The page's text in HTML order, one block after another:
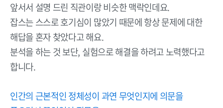
앞서서 설명 드린 직관이랑 비슷한 맥락인데요.
잡스는 스스로 호기심이 많았기 때문에 항상 문제에 대한
해답을 혼자 찾았다고 해요.
분석을 하는 것 보단, 실험으로 해결을 하려고 노력했다고
합니다.
인간의 근본적인 정체성이 과연 무엇인지에 의문을